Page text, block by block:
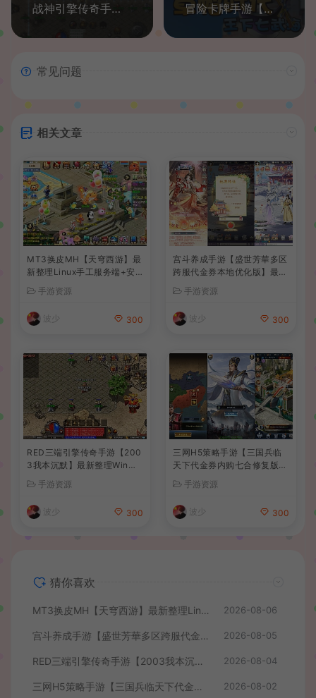
战神引擎传奇手游【1.85雷霆星王+6小极品】最新整理WIN系特色服务端+安卓苹果双端+GM授权后台+详细搭建教程
冒险卡牌手游【草帽海贼王】最新整理Win系一键即玩服务端+本地注册+单安卓+充值后台+详细搭建教程
常见问题
相关文章
MT3换皮MH【天穹西游】最
新整理Linux手工服务端+安
卓苹果双端+GM后台+详细搭
建教程+全套源码+视频教程
手游资源
波少 300
宫斗养成手游【盛世芳華多区
跨服代金券本地优化版】最新
整理单机一键即玩端+Linux
手工服务端+CDK授权后台
+安卓+详细搭建教程
手游资源
波少 300
RED三端引擎传奇手游【200
3我本沉默】最新整理Win系
细搭建教程
手游资源
波少 300
三网H5策略手游【三国兵临
天下代金券内购七合修复版】
+Linux手工服务端+管理后台
+GM授权后台+简易安卓客户
端+详细搭建教程+视频教程
手游资源
波少 300
猜你喜欢
MT3换皮MH【天穹西游】最新整理Linux手工服务端+安卓苹果双端+GM后台+详细搭建教程+全套源码+视频教程 2026-08-06
宫斗养成手游【盛世芳華多区跨服代金券本地优化版】最新整理单机一键即玩端+Linux手工服务端+CDK授权后台+安卓+详细搭建教程 2026-08-05
RED三端引擎传奇手游【2003我本沉默】最新整理Win系服务端+安卓苹果PC三端+详细搭建教程 2026-08-04
三网H5策略手游【三国兵临天下代金券内购七合修复版】最新整理单机一键即玩镜像端+Linux手工服务端+管理后台+GM授权后台+简易安卓客户端+详细搭建教程+视频教程 2026-08-02